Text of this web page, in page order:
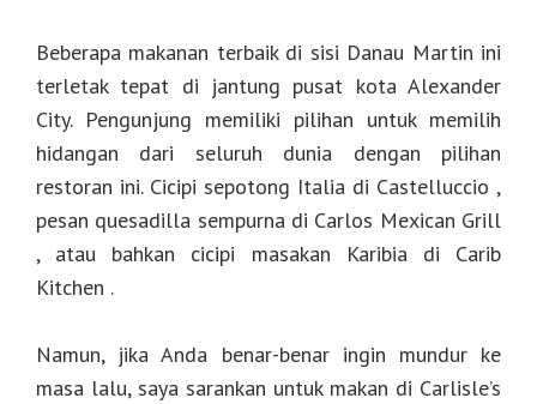
Beberapa makanan terbaik di sisi Danau Martin ini
terletak tepat di jantung pusat kota Alexander
City. Pengunjung memiliki pilihan untuk memilih
hidangan dari seluruh dunia dengan pilihan
restoran ini. Cicipi sepotong Italia di Castelluccio ,
pesan quesadilla sempurna di Carlos Mexican Grill
, atau bahkan cicipi masakan Karibia di Carib
Kitchen .
Namun, jika Anda benar-benar ingin mundur ke
masa lalu, saya sarankan untuk makan di Carlisle’s